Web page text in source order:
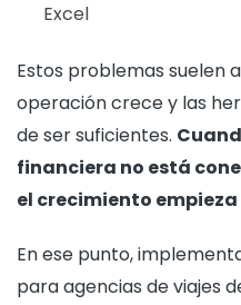
Excel
Estos problemas suelen
operación crece y las
de ser suficientes.
financiera no está
el crecimiento
En ese punto,
para agencias de viajes